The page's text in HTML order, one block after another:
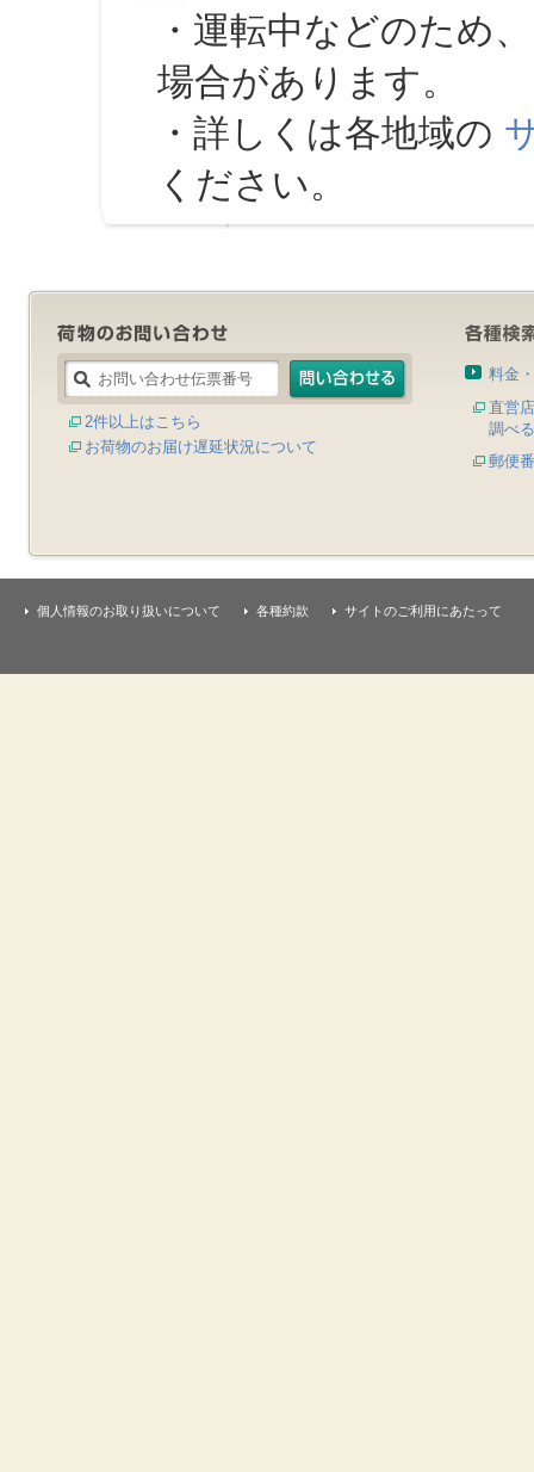
・運転中などのため
場合があります。
・詳しくは各地域の
ください。
2件以上はこちら
お荷物のお届け遅延状況について
料金
直営
調べる
郵便
個人情報のお取り扱いについて 各種約款 サイトのご利用にあたって